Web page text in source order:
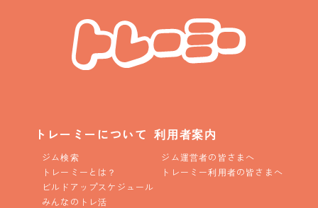
トレーミーについて
ジム検索
トレーミーとは？
ビルドアップスケジュール
みんなのトレ活
利用者案内
ジム運営者の皆さまへ
トレーミー利用者の皆さまへ